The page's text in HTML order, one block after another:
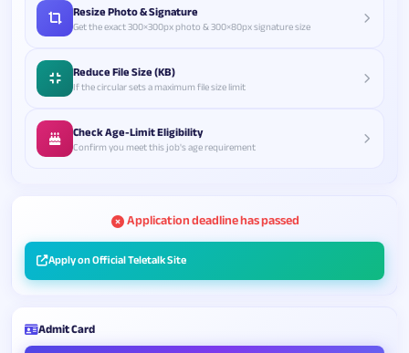
Resize Photo & Signature
Get the exact 300×300px photo & 300×80px signature size
Reduce File Size (KB)
If the circular sets a maximum file size limit
Check Age-Limit Eligibility
Confirm you meet this job's age requirement
Application deadline has passed
Apply on Official Teletalk Site
Admit Card